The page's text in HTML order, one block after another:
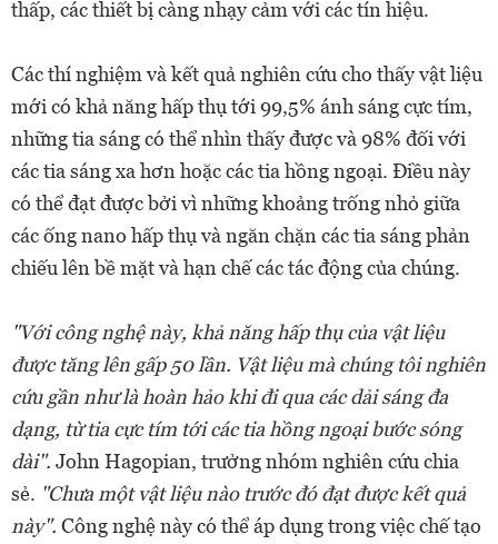
thấp, các thiết bị càng nhạy cảm với các tín hiệu.
Các thí nghiệm và kết quả nghiên cứu cho thấy vật liệu
mới có khả năng hấp thụ tới 99,5% ánh sáng cực tím,
những tia sáng có thể nhìn thấy được và 98% đối với
các tia sáng xa hơn hoặc các tia hồng ngoại. Điều này
có thể đạt được bởi vì những khoảng trống nhỏ giữa
các ống nano hấp thụ và ngăn chặn các tia sáng phản
chiếu lên bề mặt và hạn chế các tác động của chúng.
"Với công nghệ này, khả năng hấp thụ của vật liệu
được tăng lên gấp 50 lần. Vật liệu mà chúng tôi nghiên
cứu gần như là hoàn hảo khi đi qua các dải sáng đa
dạng, từ tia cực tím tới các tia hồng ngoại bước sóng
dài". John Hagopian, trưởng nhóm nghiên cứu chia
sẻ. "Chưa một vật liệu nào trước đó đạt được kết quả
này". Công nghệ này có thể áp dụng trong việc chế tạo